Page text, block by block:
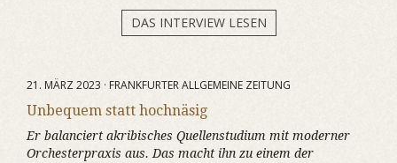
DAS INTERVIEW LESEN
21. MÄRZ 2023 · FRANKFURTER ALLGEMEINE ZEITUNG
Unbequem statt hochnäsig
Er balanciert akribisches Quellenstudium mit moderner
Orchesterpraxis aus. Das macht ihn zu einem der